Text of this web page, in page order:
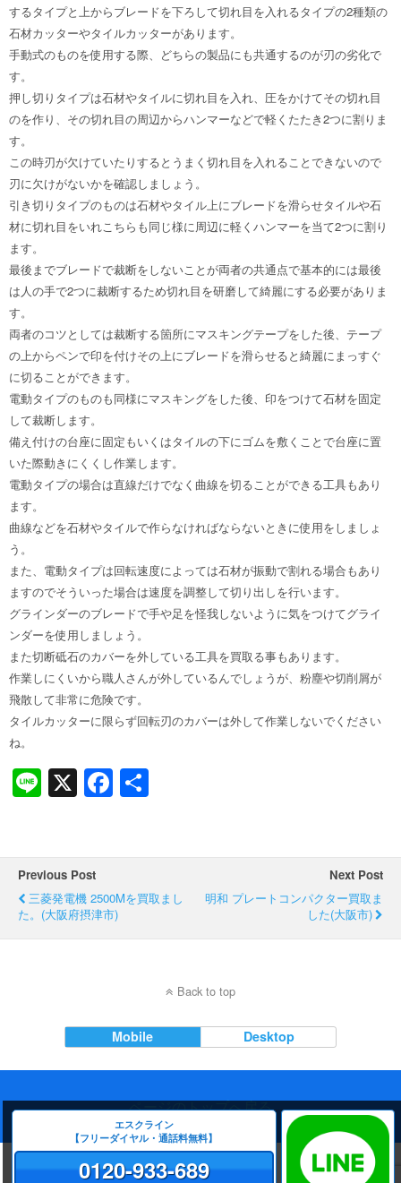
するタイプと上からブレードを下ろして切れ目を入れるタイプの2種類の
石材カッターやタイルカッターがあります。
手動式のものを使用する際、どちらの製品にも共通するのが刃の劣化で
す。
押し切りタイプは石材やタイルに切れ目を入れ、圧をかけてその切れ目
のを作り、その切れ目の周辺からハンマーなどで軽くたたき2つに割りま
す。
この時刃が欠けていたりするとうまく切れ目を入れることできないので
刃に欠けがないかを確認しましょう。
引き切りタイプのものは石材やタイル上にブレードを滑らせタイルや石
材に切れ目をいれこちらも同じ様に周辺に軽くハンマーを当て2つに割り
ます。
最後までブレードで裁断をしないことが両者の共通点で基本的には最後
は人の手で2つに裁断するため切れ目を研磨して綺麗にする必要がありま
す。
両者のコツとしては裁断する箇所にマスキングテープをした後、テープ
の上からペンで印を付けその上にブレードを滑らせると綺麗にまっすぐ
に切ることができます。
電動タイプのものも同様にマスキングをした後、印をつけて石材を固定
して裁断します。
備え付けの台座に固定もいくはタイルの下にゴムを敷くことで台座に置
いた際動きにくくし作業します。
電動タイプの場合は直線だけでなく曲線を切ることができる工具もあり
ます。
曲線などを石材やタイルで作らなければならないときに使用をしましょ
う。
また、電動タイプは回転速度によっては石材が振動で割れる場合もあり
ますのでそういった場合は速度を調整して切り出しを行います。
グラインダーのブレードで手や足を怪我しないように気をつけてグライ
ンダーを使用しましょう。
また切断砥石のカバーを外している工具を買取る事もあります。
作業しにくいから職人さんが外しているんでしょうが、粉塵や切削屑が
飛散して非常に危険です。
タイルカッターに限らず回転刃のカバーは外して作業しないでください
ね。
Li X F
e
b
o
Previous Post
三菱発電機 2500Mを買取まし
た。(大阪府摂津市)
Next Post
明和 プレートコンパクター買取ま
した(大阪市)
Back to top
Mobile Desktop
ページのトップへ戻る
エスクライン
【フリーダイヤル・通話料無料】
0120-933-689